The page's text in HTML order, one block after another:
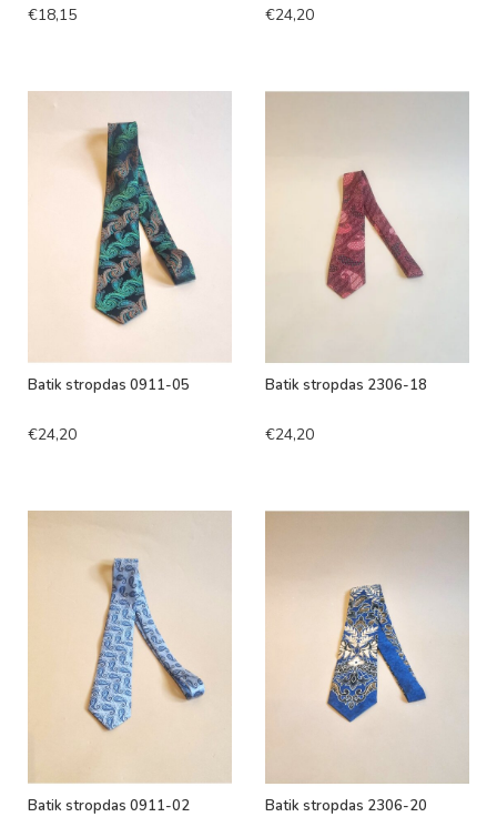
€18,15 €24,20
Batik stropdas 0911-05
€24,20
Batik stropdas 2306-18
€24,20
Batik stropdas 0911-02 Batik stropdas 2306-20